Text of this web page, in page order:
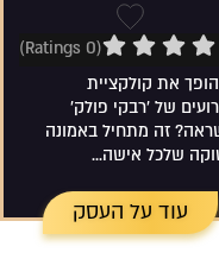
שמירה
(0 Ratings)
את קולקציית
של 'רבקי פולק'
זה מתחיל באמונה
שלכל אישה...
עוד על העסק